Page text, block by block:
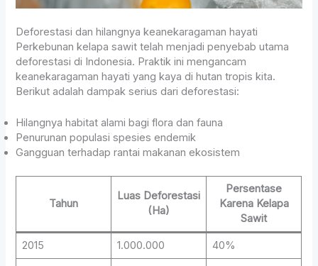
Deforestasi dan hilangnya keanekaragaman hayati
Perkebunan kelapa sawit telah menjadi penyebab utama
deforestasi di Indonesia. Praktik ini mengancam
keanekaragaman hayati yang kaya di hutan tropis kita.
Berikut adalah dampak serius dari deforestasi:
Hilangnya habitat alami bagi flora dan fauna
Penurunan populasi spesies endemik
Gangguan terhadap rantai makanan ekosistem
Tahun
Luas Deforestasi
(Ha)
Persentase
Karena Kelapa
Sawit
2015 1.000.000
40%